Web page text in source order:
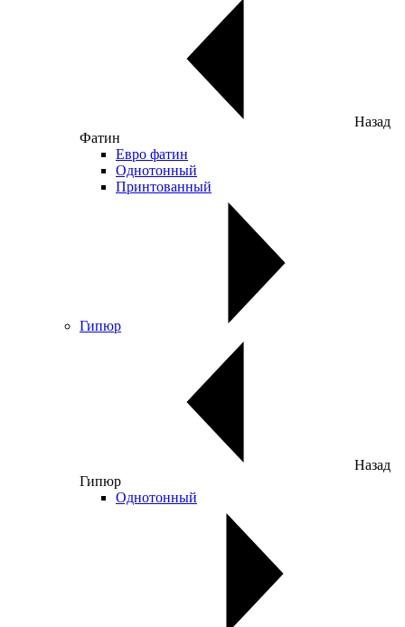
Назад
Фатин
Евро фатин
Однотонный
Принтованный
Гипюр
Назад
Гипюр
Однотонный